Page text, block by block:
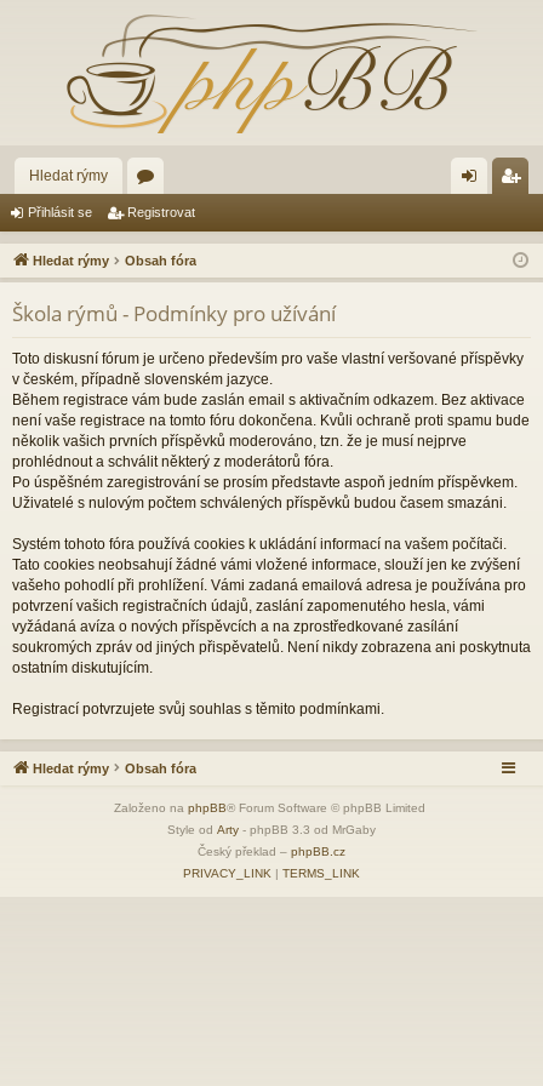
Hledat rýmy
ór
a lá
sit
ist
ro
t
Přihlásit se Registrovat
Hledat rýmy Obsah fóra
Škola rýmů - Podmínky pro užívání
Toto diskusní fórum je určeno především pro vaše vlastní veršované příspěvky
v českém, případně slovenském jazyce.
Během registrace vám bude zaslán email s aktivačním odkazem. Bez aktivace
není vaše registrace na tomto fóru dokončena. Kvůli ochraně proti spamu bude
několik vašich prvních příspěvků moderováno, tzn. že je musí nejprve
prohlédnout a schválit některý z moderátorů fóra.
Po úspěšném zaregistrování se prosím představte aspoň jedním příspěvkem.
Uživatelé s nulovým počtem schválených příspěvků budou časem smazáni.
Systém tohoto fóra používá cookies k ukládání informací na vašem počítači.
Tato cookies neobsahují žádné vámi vložené informace, slouží jen ke zvýšení
vašeho pohodlí při prohlížení. Vámi zadaná emailová adresa je používána pro
potvrzení vašich registračních údajů, zaslání zapomenutého hesla, vámi
vyžádaná avíza o nových příspěvcích a na zprostředkované zasílání
soukromých zpráv od jiných přispěvatelů. Není nikdy zobrazena ani poskytnuta
ostatním diskutujícím.
Registrací potvrzujete svůj souhlas s těmito podmínkami.
Hledat rýmy Obsah fóra
Založeno na phpBB® Forum Software © phpBB Limited
Style od Arty - phpBB 3.3 od MrGaby
Český překlad – phpBB.cz
PRIVACY_LINK | TERMS_LINK